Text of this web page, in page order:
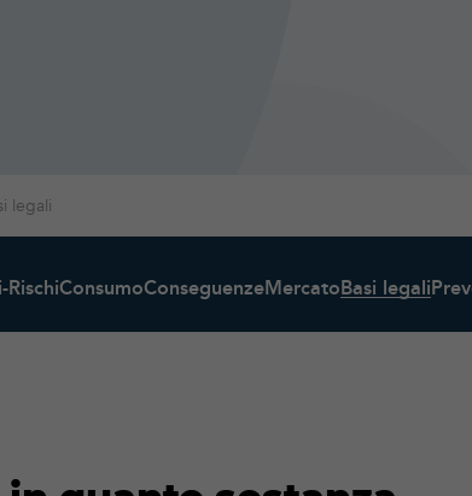
legali
ConsumoConseguenzeMercatoBasi legali